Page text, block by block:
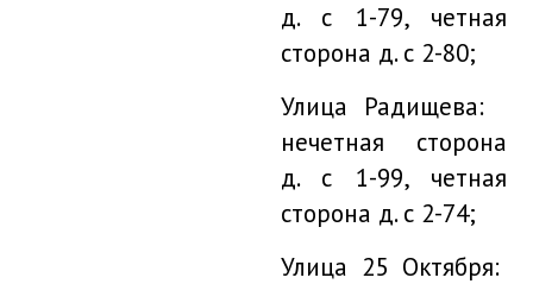
д. с 1-79, четная
сторона д. с 2-80;
Улица Радищева:
нечетная сторона
д. с 1-99, четная
сторона д. с 2-74;
Улица 25 Октября: